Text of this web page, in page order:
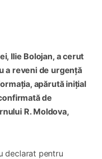
Ilie Bolojan, a cerut
a reveni de urgență
apărută inițial
de
R. Moldova,
declarat pentru